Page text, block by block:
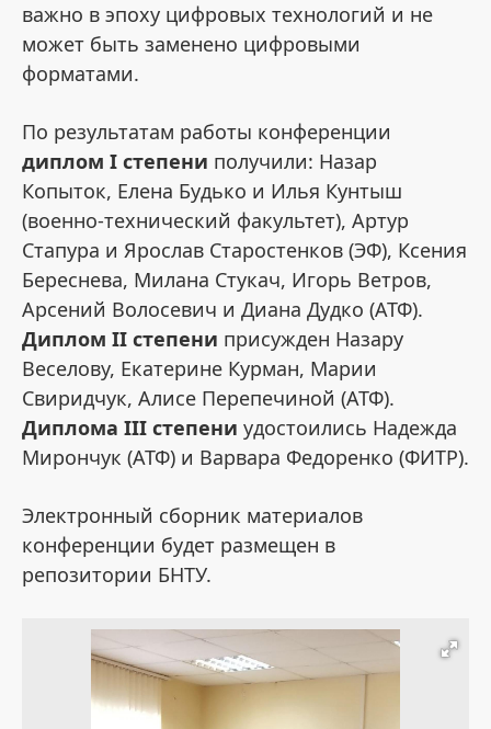
важно в эпоху цифровых технологий и не
может быть заменено цифровыми
форматами.
По результатам работы конференции
диплом I степени получили: Назар
Копыток, Елена Будько и Илья Кунтыш
(военно-технический факультет), Артур
Стапура и Ярослав Старостенков (ЭФ), Ксения
Береснева, Милана Стукач, Игорь Ветров,
Арсений Волосевич и Диана Дудко (АТФ).
Диплом II степени присужден Назару
Веселову, Екатерине Курман, Марии
Свиридчук, Алисе Перепечиной (АТФ).
Диплома III степени удостоились Надежда
Мирончук (АТФ) и Варвара Федоренко (ФИТР).
Электронный сборник материалов
конференции будет размещен в
репозитории БНТУ.